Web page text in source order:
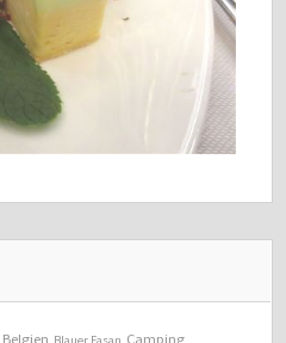
Belgien Blauer Fasan Camping